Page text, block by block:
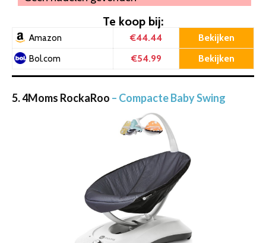
Te koop bij:
Amazon €44.44 Bekijken
Bol.com €54.99 Bekijken
5. 4Moms RockaRoo – Compacte Baby Swing